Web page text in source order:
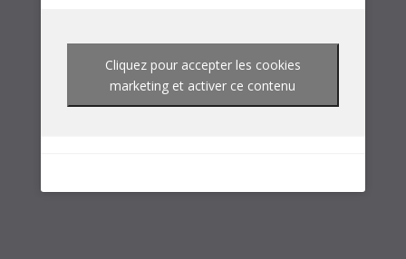
Cliquez pour accepter les cookies
marketing et activer ce contenu